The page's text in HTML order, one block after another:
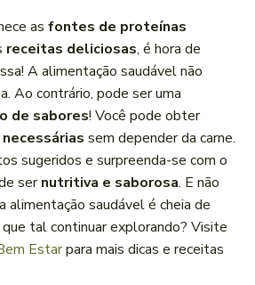
as fontes de proteínas
receitas deliciosas, é hora de
A alimentação saudável não
Ao contrário, pode ser uma
de sabores! Você pode obter
sem depender da carne.
sugeridos e surpreenda-se com o
sernutritiva e saborosa. E não
alimentação saudável é cheia de
tal continuar explorando? Visite
Estarpara mais dicas e receitas